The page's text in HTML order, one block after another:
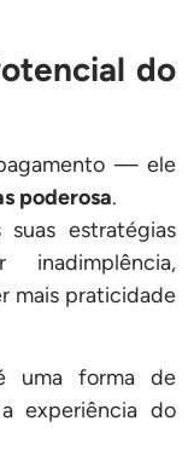
do
— ele
poderosa.
estratégias
inadimplência,
mais praticidade
uma forma de
experiência do